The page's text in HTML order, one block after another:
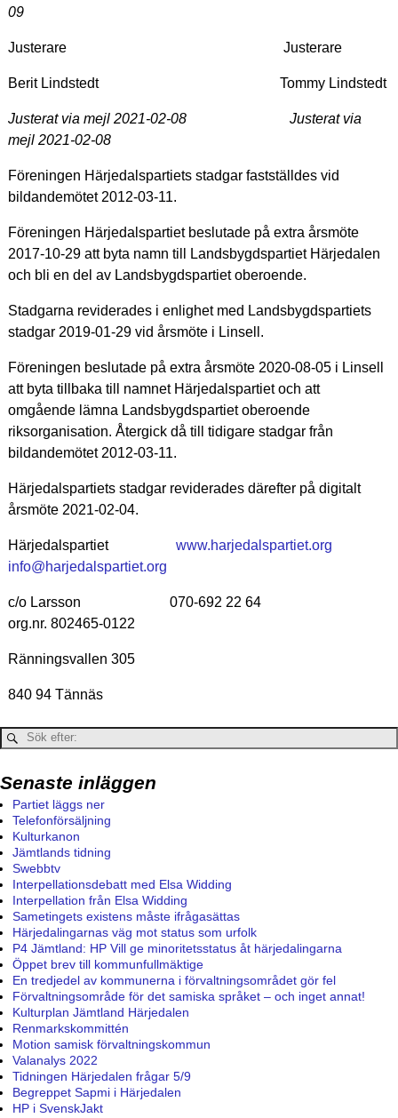
09
Justerare Justerare
Berit Lindstedt Tommy Lindstedt
Justerat via mejl 2021-02-08 Justerat via
mejl 2021-02-08
Föreningen Härjedalspartiets stadgar fastställdes vid
bildandemötet 2012-03-11.
Föreningen Härjedalspartiet beslutade på extra årsmöte
2017-10-29 att byta namn till Landsbygdspartiet Härjedalen
och bli en del av Landsbygdspartiet oberoende.
Stadgarna reviderades i enlighet med Landsbygdspartiets
stadgar 2019-01-29 vid årsmöte i Linsell.
Föreningen beslutade på extra årsmöte 2020-08-05 i Linsell
att byta tillbaka till namnet Härjedalspartiet och att
omgående lämna Landsbygdspartiet oberoende
riksorganisation. Återgick då till tidigare stadgar från
bildandemötet 2012-03-11.
Härjedalspartiets stadgar reviderades därefter på digitalt
årsmöte 2021-02-04.
Härjedalspartiet www.harjedalspartiet.org
info@harjedalspartiet.org
c/o Larsson 070-692 22 64
org.nr. 802465-0122
Ränningsvallen 305
840 94 Tännäs
Senaste inläggen
Partiet läggs ner
Telefonförsäljning
Kulturkanon
Jämtlands tidning
Swebbtv
Interpellationsdebatt med Elsa Widding
Interpellation från Elsa Widding
Sametingets existens måste ifrågasättas
Härjedalingarnas väg mot status som urfolk
P4 Jämtland: HP Vill ge minoritetsstatus åt härjedalingarna
Öppet brev till kommunfullmäktige
En tredjedel av kommunerna i förvaltningsområdet gör fel
Förvaltningsområde för det samiska språket – och inget annat!
Kulturplan Jämtland Härjedalen
Renmarkskommittén
Motion samisk förvaltningskommun
Valanalys 2022
Tidningen Härjedalen frågar 5/9
Begreppet Sapmi i Härjedalen
HP i SvenskJakt